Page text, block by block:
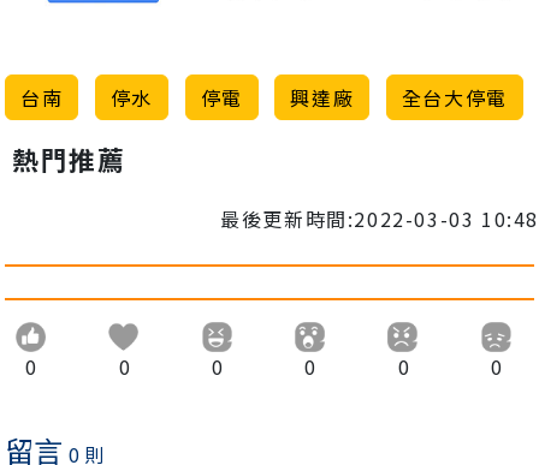
台南 停水 停電 興達廠 全台大停電
熱門推薦
最後更新時間:2022-03-03 10:48
0 0 0 0 0 0